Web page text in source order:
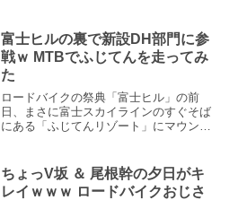
対応っぽいんです。ロードバイクの
話？？ ...
富士ヒルの裏で新設DH部門に参
戦ｗ MTBでふじてんを走ってみ
た
ロードバイクの祭典「富士ヒル」の前
日、まさに富士スカイラインのすぐそば
にある「ふじてんリゾート」にマウンテ
ＥＩメンの活躍をお届けします。
ちょっV坂 ＆ 尾根幹の夕日がキ
レイｗｗｗ ロードバイクおじさ